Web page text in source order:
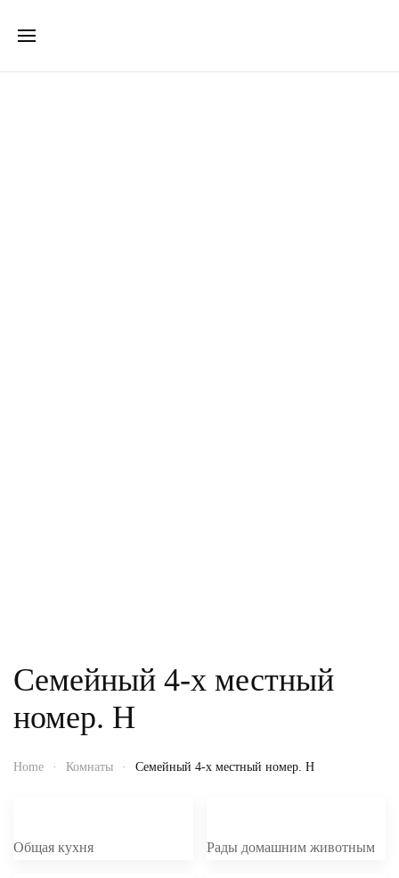
Семейный 4-х местный
номер. H
Home Комнаты Семейный 4-х местный номер. H
Общая кухня Рады домашним животным